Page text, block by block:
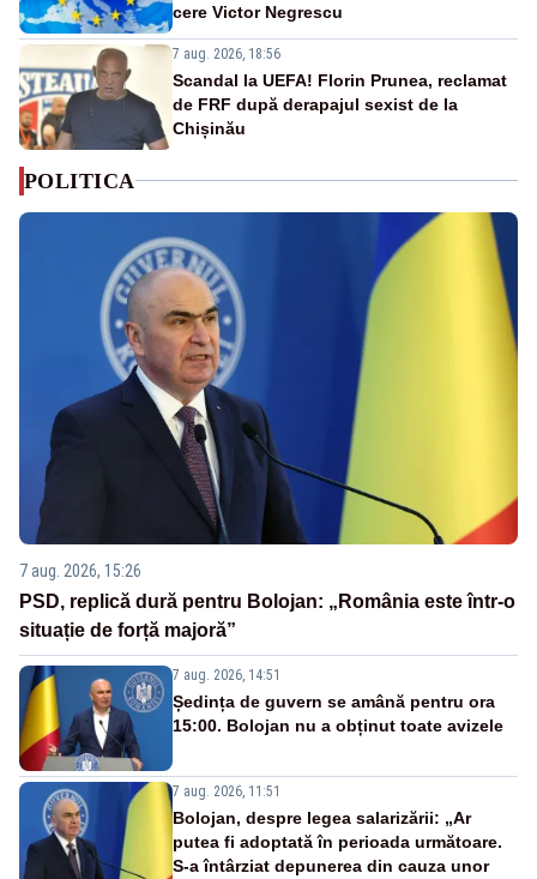
cere Victor Negrescu
7 aug. 2026, 18:56
Scandal la UEFA! Florin Prunea, reclamat
de FRF după derapajul sexist de la
Chișinău
POLITICA
7 aug. 2026, 15:26
PSD, replică dură pentru Bolojan: „România este într-o
situație de forță majoră”
7 aug. 2026, 14:51
Ședința de guvern se amână pentru ora
15:00. Bolojan nu a obținut toate avizele
7 aug. 2026, 11:51
Bolojan, despre legea salarizării: „Ar
putea fi adoptată în perioada următoare.
S-a întârziat depunerea din cauza unor